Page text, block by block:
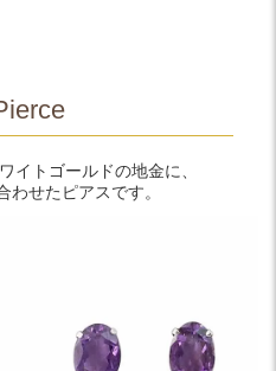
イトゴールドの地金に、
わせたピアスです。